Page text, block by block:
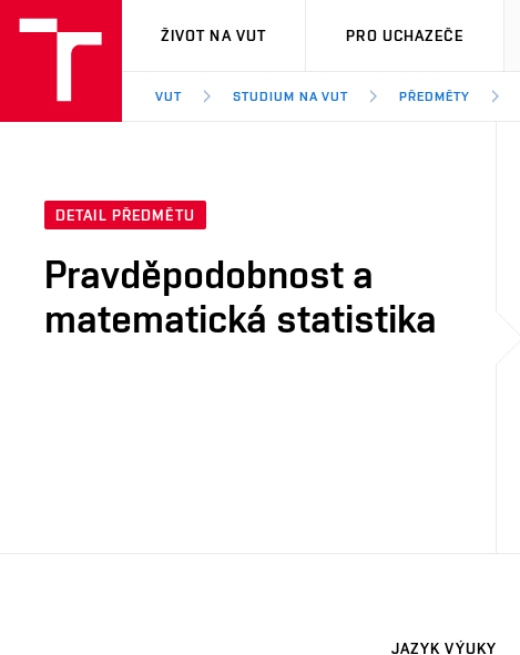
VUT
ŽIVOT NA VUT PRO UCHAZEČE
VUT STUDIUM NA VUT PŘEDMĚTY
DETAIL PŘEDMĚTU
Pravděpodobnost a
matematická statistika
JAZYK VÝUKY